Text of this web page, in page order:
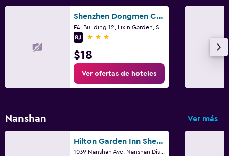
Shenzhen Dongmen Colour Hotel
8,1
3 estrellas
$18
Ver ofertas de hoteles
Nanshan Ver más
Hilton Garden Inn Shenzhen Nanshan Avenue